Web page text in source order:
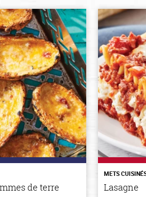
de terre
METS
Lasagne